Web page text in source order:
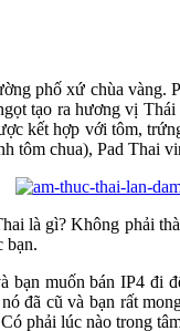
phố xứ chùa
tạo ra hương vị
kết hợp với tôm,
chua), Pad Thai
là gì? Không phải
bạn.
muốn bán IP4
đã cũ và bạn rất
phải lúc nào trong